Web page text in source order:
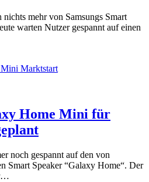
nichts mehr von Samsungs Smart
warten Nutzer gespannt auf einen
Home Mini für
noch gespannt auf den von
Smart Speaker “Galaxy Home“. Der